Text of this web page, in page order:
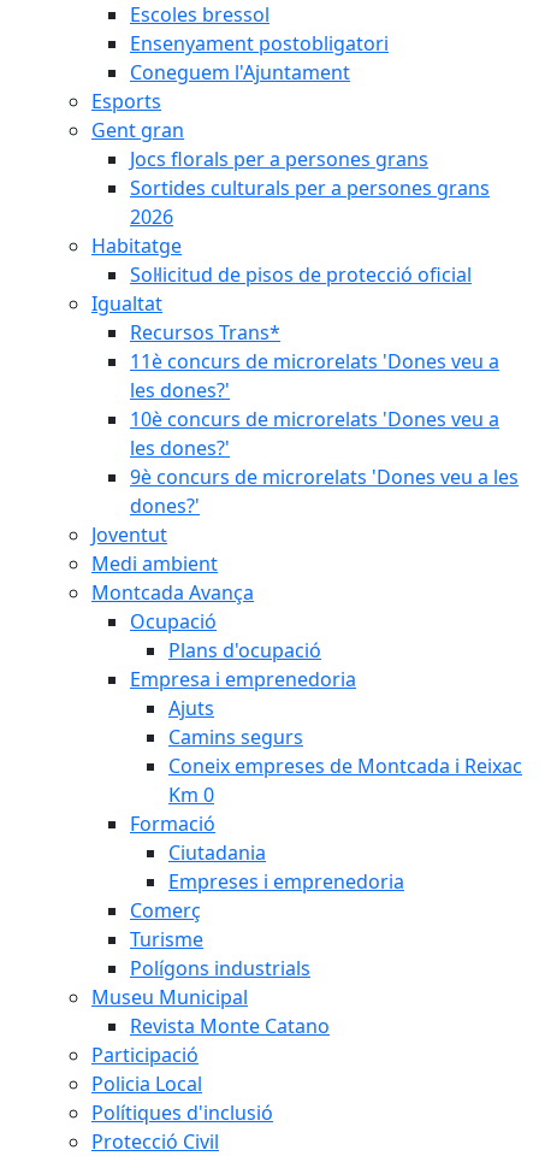
Escoles bressol
Ensenyament postobligatori
Coneguem l'Ajuntament
Esports
Gent gran
Jocs florals per a persones grans
Sortides culturals per a persones grans
2026
Habitatge
Sol·licitud de pisos de protecció oficial
Igualtat
Recursos Trans*
11è concurs de microrelats 'Dones veu a
les dones?'
10è concurs de microrelats 'Dones veu a
les dones?'
9è concurs de microrelats 'Dones veu a les
dones?'
Joventut
Medi ambient
Montcada Avança
Ocupació
Plans d'ocupació
Empresa i emprenedoria
Ajuts
Camins segurs
Coneix empreses de Montcada i Reixac
Km 0
Formació
Ciutadania
Empreses i emprenedoria
Comerç
Turisme
Polígons industrials
Museu Municipal
Revista Monte Catano
Participació
Policia Local
Polítiques d'inclusió
Protecció Civil